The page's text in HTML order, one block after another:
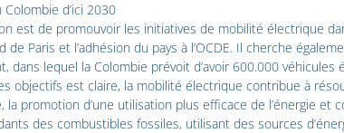
d’ici 2030
est de promouvoir les initiatives de mobilité électrique
de Paris et l’adhésion du pays à l’OCDE. Il cherche
dans lequel la Colombie prévoit d’avoir 600.000
objectifs est claire, la mobilité électrique contribue à
promotion d’une utilisation plus efficace de l’énergie
des combustibles fossiles, utilisant des sources